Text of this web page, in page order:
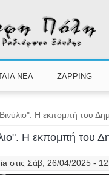
ΝΕΑ ZAPPING
Η εκπομπή του
Η εκπομπή του
στις Σάβ, 26/04/2025 -